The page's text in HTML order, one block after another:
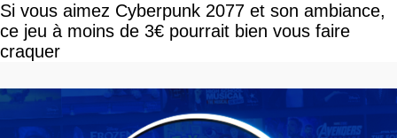
Si vous aimez Cyberpunk 2077 et son ambiance,
ce jeu à moins de 3€ pourrait bien vous faire
craquer